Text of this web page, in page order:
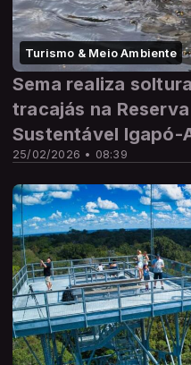
Turismo & Meio Ambiente
25/02/2026 • 08:39
Sema realiza
tracajás na
Sustentável Igapó-